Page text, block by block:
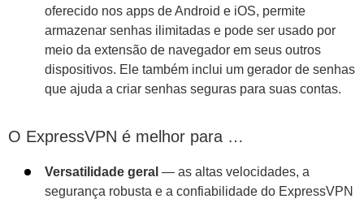
oferecido nos apps de Android e iOS, permite
armazenar senhas ilimitadas e pode ser usado por
meio da extensão de navegador em seus outros
dispositivos. Ele também inclui um gerador de senhas
que ajuda a criar senhas seguras para suas contas.
O ExpressVPN é melhor para …
Versatilidade geral — as altas velocidades, a
segurança robusta e a confiabilidade do ExpressVPN